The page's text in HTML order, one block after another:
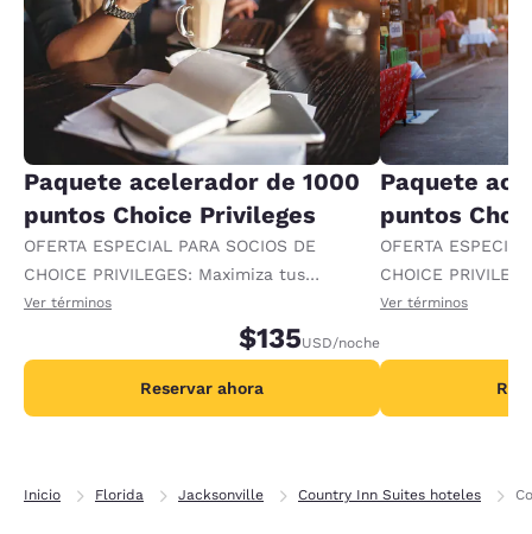
Paquete acelerador de 1000
puntos Choice Privileges
OFERTA ESPECIAL PARA SOCIOS DE
CHOICE PRIVILEGES: Maximiza tus
recompensas al recibir 1000 puntos
Ver términos
$135USD/noche
Reservar ahora
Paquete
puntos
OFERTA
CHOICE
recompensas al
Ver términos
Inicio Florida Jacksonville Country Inn Suites hoteles